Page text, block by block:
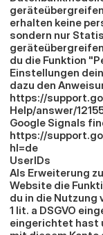
erhalten keine
sondern nur
du die Funktion
Einstellungen
https://
Help/answer/
https://
hl=de
UserIDs
Als Erweiterung
Website die
du in die Nutzung
1 lit. a DSGVO
eingerichtet hast